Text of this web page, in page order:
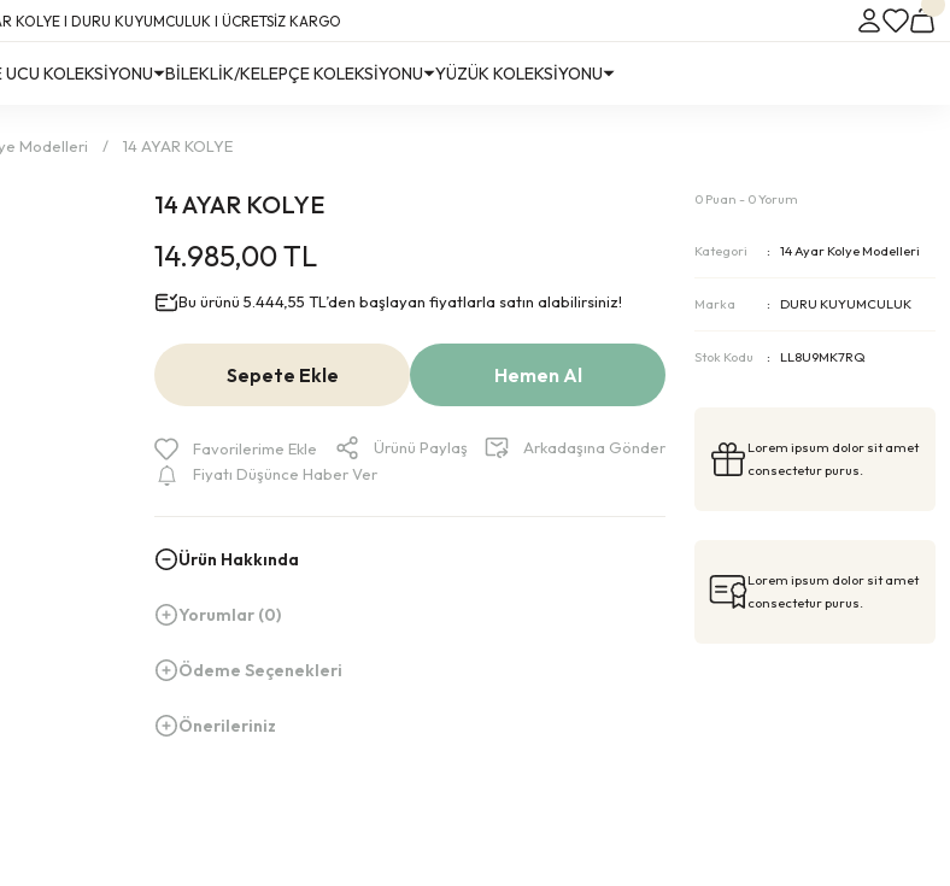
Her Yerine Ücretsiz Kargo!
Her Yerine Ücretsiz Kargo! #2
Her Yerine Ücretsiz Kargo! #3
KOLEKSİYONU BİLEKLİK/KELEPÇE KOLEKSİYONU YÜZÜK KOLEKSİYONU
Modelleri 14 AYAR KOLYE
14 AYAR KOLYE
14.985,00 TL
Bu ürünü 5.444,55 TL’den başlayan fiyatlarla satın alabilirsiniz!
Sepete Ekle Hemen Al
Ürünü Paylaş
Arkadaşına Gönder
Fiyatı Düşünce Haber Ver
Ürün Hakkında
Yorumlar (0)
Ödeme Seçenekleri
Önerileriniz
0 Puan - 0 Yorum
Kategori 14 Ayar Kolye Modelleri
Marka DURU KUYUMCULUK
Stok Kodu LL8U9MK7RQ
Lorem ipsum dolor sit amet
consectetur purus.
Lorem ipsum dolor sit amet
consectetur purus.